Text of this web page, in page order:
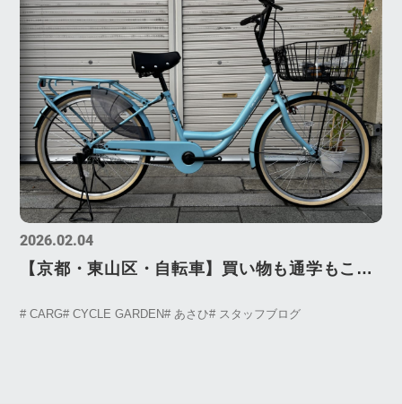
2026.02.04
【京都・東山区・自転車】買い物も通学もこれ
# CARG# CYCLE GARDEN# あさひ# スタッフブログ